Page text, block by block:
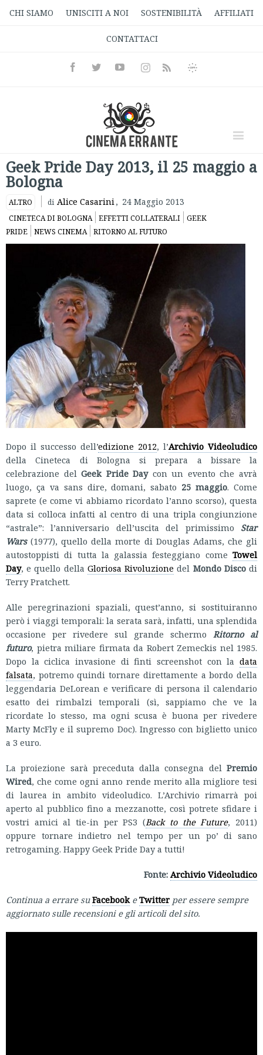
CHI SIAMO UNISCITI A NOI SOSTENIBILITÀ AFFILIATI
CONTATTACI
FacebookTwitterYoutubeInstagramRss
Informativa
Geek Pride Day 2013, il 25 maggio a
Bologna
ALTRO di Alice Casarini, 24 Maggio 2013
CINETECA DI BOLOGNA EFFETTI COLLATERALI
GEEK
PRIDE
NEWS CINEMA RITORNO AL FUTURO
Dopo il successo dell’edizione 2012, l’Archivio Videoludico
della Cineteca di Bologna si prepara a bissare la
celebrazione delGeek Pride Daycon un evento che avrà
luogo, ça va sans dire, domani, sabato 25 maggio. Come
saprete (e come vi abbiamo ricordato l’anno scorso), questa
data si colloca infatti al centro di una tripla congiunzione
“astrale”: l’anniversario dell’uscita del primissimo Star
Wars(1977), quello della morte di Douglas Adams, che gli
autostoppisti di tutta la galassia festeggiano come Towel
Day, e quello della Gloriosa Rivoluzione del Mondo Discodi
Terry Pratchett.
Alle peregrinazioni spaziali, quest’anno, si sostituiranno
però i viaggi temporali: la serata sarà, infatti, una splendida
occasione per rivedere sul grande schermo Ritorno al
futuro, pietra miliare firmata da Robert Zemeckis nel 1985.
Dopo la ciclica invasione di finti screenshot con la data
falsata, potremo quindi tornare direttamente a bordo della
leggendaria DeLorean e verificare di persona il calendario
esatto dei rimbalzi temporali (sì, sappiamo che ve la
ricordate lo stesso, ma ogni scusa è buona per rivedere
Marty McFly e il supremo Doc). Ingresso con biglietto unico
a 3 euro.
La proiezione sarà preceduta dalla consegna del Premio
Wired, che come ogni anno rende merito alla migliore tesi
di laurea in ambito videoludico. L’Archivio rimarrà poi
aperto al pubblico fino a mezzanotte, così potrete sfidare i
vostri amici al tie-in per PS3 (Back to the Future, 2011)
oppure tornare indietro nel tempo per un po’ di sano
retrogaming. Happy Geek Pride Day a tutti!
Fonte: Archivio Videoludico
Continua a errare suFacebook e Twitter per essere sempre
aggiornato sulle recensioni e gli articoli del sito.